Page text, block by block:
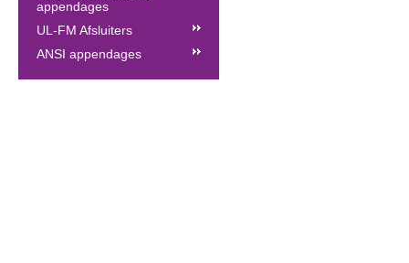
appendages
UL-FM Afsluiters
ANSI appendages